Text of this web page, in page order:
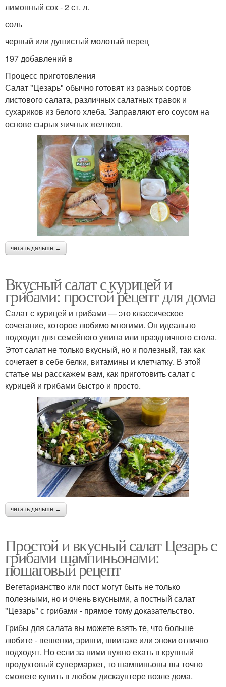
лимонный сок - 2 ст. л.
соль
черный или душистый молотый перец
197 добавлений в
Процесс приготовления
Салат "Цезарь" обычно готовят из разных сортов
листового салата, различных салатных травок и
сухариков из белого хлеба. Заправляют его соусом на
основе сырых яичных желтков.
читать дальше →
Вкусный салат с курицей и
грибами: простой рецепт для дома
Салат с курицей и грибами — это классическое
сочетание, которое любимо многими. Он идеально
подходит для семейного ужина или праздничного стола.
Этот салат не только вкусный, но и полезный, так как
сочетает в себе белки, витамины и клетчатку. В этой
статье мы расскажем вам, как приготовить салат с
курицей и грибами быстро и просто.
читать дальше →
Простой и вкусный салат Цезарь с
грибами шампиньонами:
пошаговый рецепт
Вегетарианство или пост могут быть не только
полезными, но и очень вкусными, а постный салат
"Цезарь" с грибами - прямое тому доказательство.
Грибы для салата вы можете взять те, что больше
любите - вешенки, эринги, шиитаке или эноки отлично
подходят. Но если за ними нужно ехать в крупный
продуктовый супермаркет, то шампиньоны вы точно
сможете купить в любом дискаунтере возле дома.